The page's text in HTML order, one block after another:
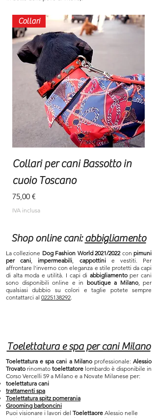
Collari
Collari per cani Bassotto in
cuoio Toscano
Prezzo
75,00 €
IVA inclusa
Shop online cani:abbigliamento
La collezione Dog Fashion World 2021/2022conpimuni
per cani, impermeabili, cappottinie vestiti. Per
affrontare l'inverno con eleganza e stile protetti da capi
di alta moda e utilità. I capi di abbigliamentoper cani
sono disponibili online e in boutique a Milano, per
qualsiasi dubbio su colori e taglie potete sempre
contattarci al 0225138292.
Toelettatura e spa per cani Milano
Toelettatura e spa cani a Milanoprofessionale: Alessio
Trovato rinomato toelettatore lombardo è disponibile in
Corso Vercelli 59 a Milano e a Novate Milanese per:
toelettatura cani
trattamenti spa
Toelettatura spitz pomerania
Grooming barboncini
Puoi visionare i lavori del Toelettaore Alessio nelle